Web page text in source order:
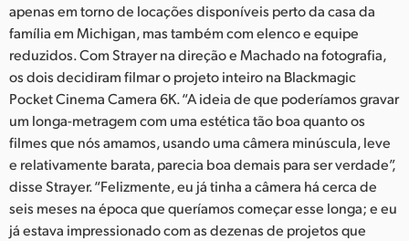
UAE
Ukraine
United Kingdom
United States
apenas em torno de locações disponíveis perto da casa da
família em Michigan, mas também com elenco e equipe
reduzidos. Com Strayer na direção e Machado na fotografia,
os dois decidiram filmar o projeto inteiro na Blackmagic
Pocket Cinema Camera 6K. “A ideia de que poderíamos gravar
um longa-metragem com uma estética tão boa quanto os
filmes que nós amamos, usando uma câmera minúscula, leve
e relativamente barata, parecia boa demais para ser verdade”,
disse Strayer. “Felizmente, eu já tinha a câmera há cerca de
seis meses na época que queríamos começar esse longa; e eu
já estava impressionado com as dezenas de projetos que